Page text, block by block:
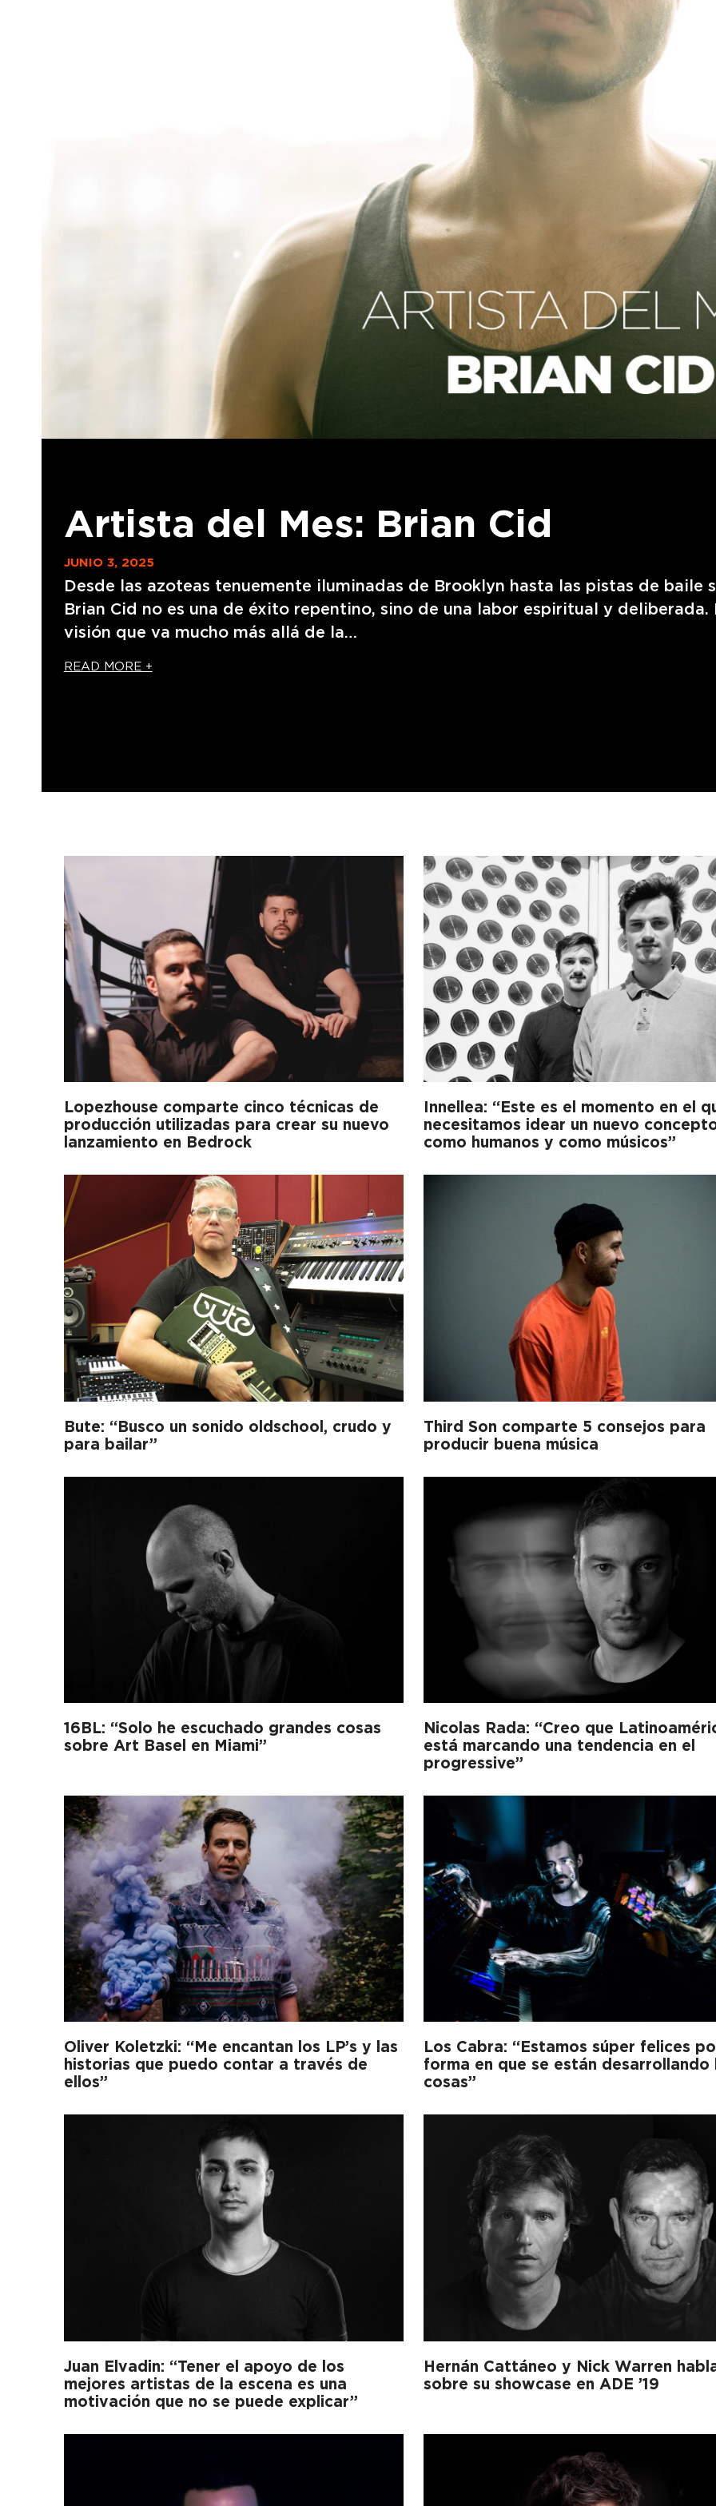
Artista del Mes: Brian Cid
JUNIO 3, 2025
Desde las azoteas tenuemente iluminadas de Brooklyn hasta las pistas de
Brian Cid no es una de éxito repentino, sino de una labor espiritual y
visión que va mucho más allá de la…
READ MORE +
Lopezhouse comparte cinco técnicas de
producción utilizadas para crear su nuevo
lanzamiento en Bedrock
Innellea: “Este es el momento en el
necesitamos idear un nuevo
como humanos y como músicos”
Bute: “Busco un sonido oldschool, crudo y
para bailar”
Third Son comparte 5 consejos para
producir buena música
16BL: “Solo he escuchado grandes cosas
sobre Art Basel en Miami”
Nicolas Rada: “Creo que
está marcando una tendencia en el
progressive”
Oliver Koletzki: “Me encantan los LP’s y las
historias que puedo contar a través de
ellos”
Los Cabra: “Estamos súper felices
forma en que se están desarrollando
cosas”
Juan Elvadin: “Tener el apoyo de los
mejores artistas de la escena es una
motivación que no se puede explicar”
Hernán Cattáneo y Nick Warren
sobre su showcase en ADE ’19